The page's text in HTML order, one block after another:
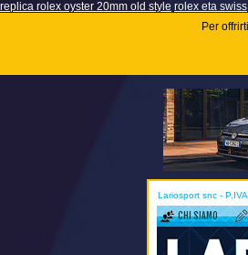
replica rolex oyster 20mm old style rolex eta swiss
Per
Lariosport snc -
CHI SIAMO